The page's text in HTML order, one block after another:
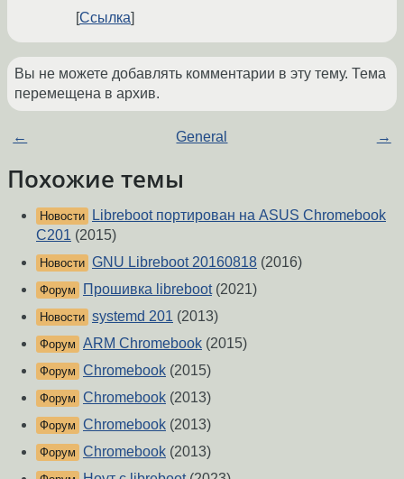
Ссылка
Вы не можете добавлять комментарии в эту тему. Тема
перемещена в архив.
← General →
Похожие темы
Новости
Libreboot портирован на ASUS Chromebook
C201 (2015)
Новости GNU Libreboot 20160818 (2016)
Форум Прошивка libreboot(2021)
Новости systemd 201 (2013)
Форум ARM Chromebook (2015)
Форум Chromebook (2015)
Форум Chromebook (2013)
Форум Chromebook (2013)
Форум Chromebook (2013)